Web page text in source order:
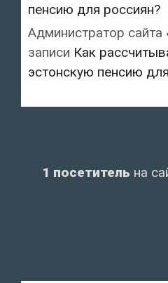
пенсию для россиян?
Администратор сайта
записи Как
эстонскую пенсию
1 посетитель на